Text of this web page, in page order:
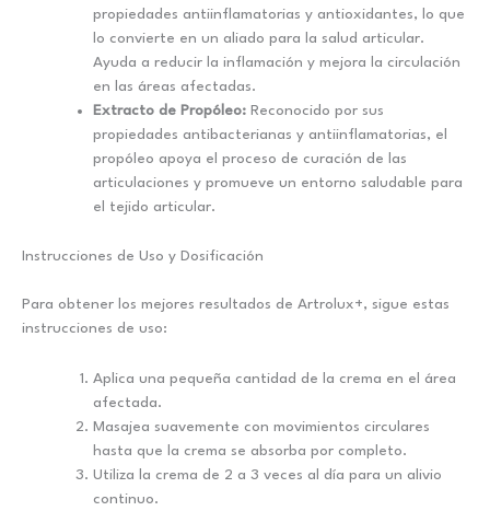
propiedades antiinflamatorias y antioxidantes, lo que
lo convierte en un aliado para la salud articular.
Ayuda a reducir la inflamación y mejora la circulación
en las áreas afectadas.
Extracto de Propóleo: Reconocido por sus
propiedades antibacterianas y antiinflamatorias, el
propóleo apoya el proceso de curación de las
articulaciones y promueve un entorno saludable para
el tejido articular.
Instrucciones de Uso y Dosificación
Para obtener los mejores resultados de Artrolux+, sigue estas
instrucciones de uso:
Aplica una pequeña cantidad de la crema en el área
afectada.
Masajea suavemente con movimientos circulares
hasta que la crema se absorba por completo.
Utiliza la crema de 2 a 3 veces al día para un alivio
continuo.